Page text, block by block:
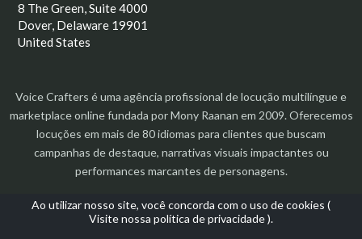
Ao utilizar nosso site, você concorda com o uso de cookies (
Visite nossa política de privacidade).
8 The Green, Suite 4000
Dover, Delaware 19901
United States
Voice Crafters é uma agência profissional de locução multilíngue e
marketplace online fundada por Mony Raanan em 2009. Oferecemos
locuções em mais de 80 idiomas para clientes que buscam
campanhas de destaque, narrativas visuais impactantes ou
performances marcantes de personagens.